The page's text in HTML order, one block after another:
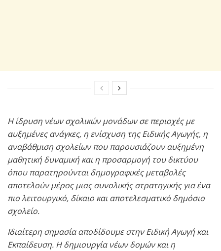
Η ίδρυση νέων σχολικών μονάδων σε περιοχές με
αυξημένες ανάγκες, η ενίσχυση της Ειδικής Αγωγής, η
αναβάθμιση σχολείων που παρουσιάζουν αυξημένη
μαθητική δυναμική και η προσαρμογή του δικτύου
όπου παρατηρούνται δημογραφικές μεταβολές
αποτελούν μέρος μιας συνολικής στρατηγικής για ένα
πιο λειτουργικό, δίκαιο και αποτελεσματικό δημόσιο
σχολείο.
Ιδιαίτερη σημασία αποδίδουμε στην Ειδική Αγωγή και
Εκπαίδευση. Η δημιουργία νέων δομών και η